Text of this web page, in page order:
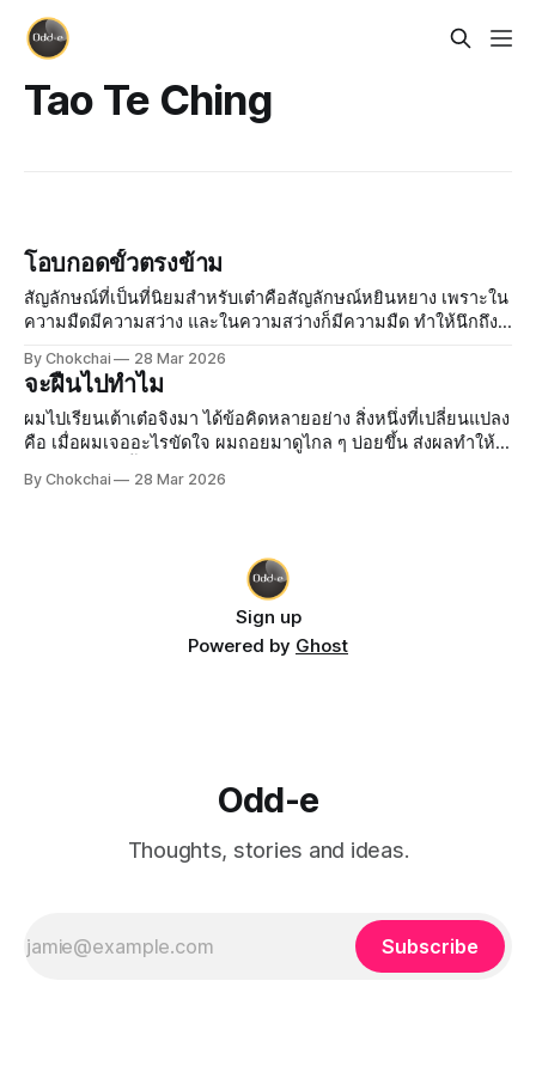
Tao Te Ching
โอบกอดขั้วตรงข้าม
สัญลักษณ์ที่เป็นที่นิยมสำหรับเต๋าคือสัญลักษณ์หยินหยาง เพราะใน
ความมืดมีความสว่าง และในความสว่างก็มีความมืด ทำให้นึกถึง
beauty only because there is ugliness. All can know good
as
By Chokchai 28 Mar 2026
จะฝืนไปทำไม
ผมไปเรียนเต้าเต๋อจิงมา ได้ข้อคิดหลายอย่าง สิ่งหนึ่งที่เปลี่ยนแปลง
คือ เมื่อผมเจออะไรขัดใจ ผมถอยมาดูไกล ๆ บ่อยขึ้น ส่งผลทำให้
แบ่งปันเท่าที่จำได้ ลองจินตนาการว่าเรากำลังมองโซดาเย็น ๆ ใน
By Chokchai 28 Mar 2026
Sign up
Powered by Ghost
Odd-e
Thoughts, stories and ideas.
Subscribe